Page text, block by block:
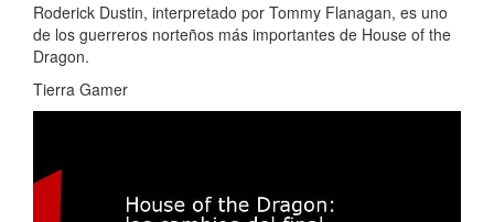
Roderick Dustin, interpretado por Tommy Flanagan, es uno
de los guerreros norteños más importantes de House of the
Dragon.
Tierra Gamer